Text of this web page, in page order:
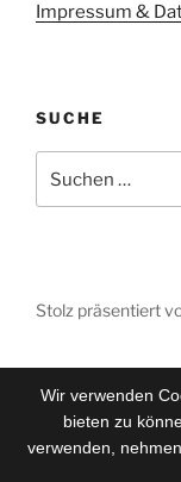
Impressum &
SUCHE
nach:
Stolz präsentiert
Wir verwenden
bieten zu
verwenden,